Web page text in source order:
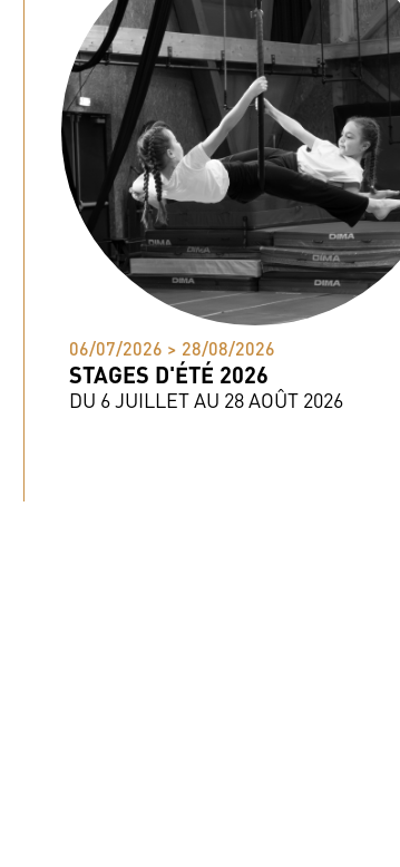
06/07/2026 > 28/08/2026
STAGES D'ÉTÉ 2026
DU 6 JUILLET AU 28 AOÛT 2026